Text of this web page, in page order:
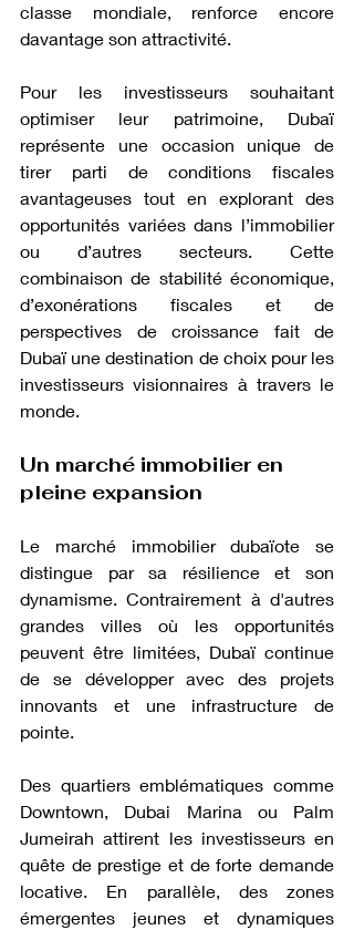
classe mondiale, renforce encore
davantage son attractivité.
Pour les investisseurs souhaitant
optimiser leur patrimoine, Dubaï
représente une occasion unique de
tirer parti de conditions fiscales
avantageuses tout en explorant des
opportunités variées dans l’immobilier
ou d’autres secteurs. Cette
combinaison de stabilité économique,
d’exonérations fiscales et de
perspectives de croissance fait de
Dubaï une destination de choix pour les
investisseurs visionnaires à travers le
monde.
Un marché immobilier en
pleine expansion
Le marché immobilier dubaïote se
distingue par sa résilience et son
dynamisme. Contrairement à d'autres
grandes villes où les opportunités
peuvent être limitées, Dubaï continue
de se développer avec des projets
innovants et une infrastructure de
pointe.
Des quartiers emblématiques comme
Downtown, Dubai Marina ou Palm
Jumeirah attirent les investisseurs en
quête de prestige et de forte demande
locative. En parallèle, des zones
émergentes jeunes et dynamiques